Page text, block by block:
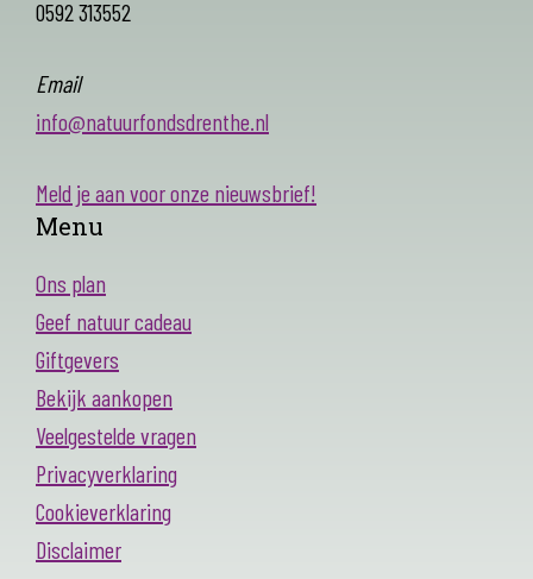
0592 313552
Email
info@natuurfondsdrenthe.nl
Meld je aan voor onze nieuwsbrief!
Menu
Ons plan
Geef natuur cadeau
Giftgevers
Bekijk aankopen
Veelgestelde vragen
Privacyverklaring
Cookieverklaring
Disclaimer